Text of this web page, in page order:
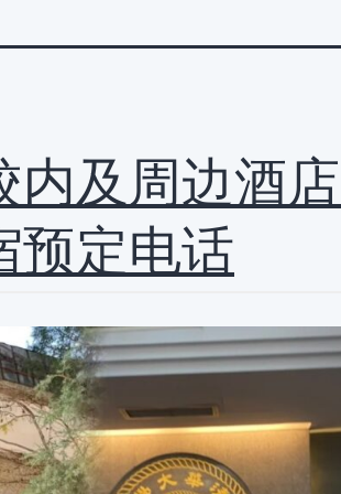
内及周边酒
预定电话